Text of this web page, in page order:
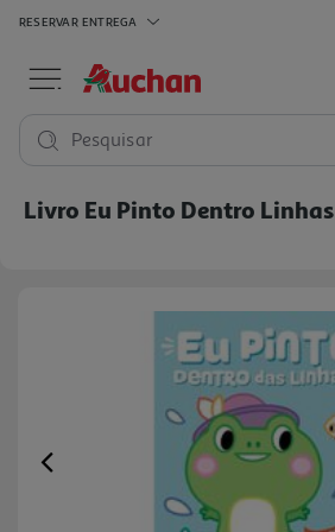
RESERVAR ENTREGA
Pesquisar
Livro Eu Pinto Dentro Linhas
Previous